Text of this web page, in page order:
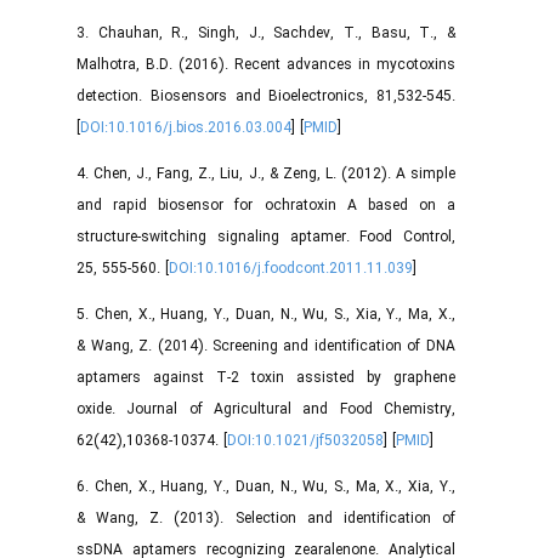
3. Chauhan, R., Singh, J., Sachdev, T., Basu, T., &
Malhotra, B.D. (2016). Recent advances in mycotoxins
detection. Biosensors and Bioelectronics, 81,532-545.
[DOI:10.1016/j.bios.2016.03.004] [PMID
4. Chen, J., Fang, Z., Liu, J., & Zeng, L. (2012). A simple
and rapid biosensor for ochratoxin A based on a
structure-switching signaling aptamer. Food Control,
25, 555-560. [DOI:10.1016/j.foodcont.2011.11.039
5. Chen, X., Huang, Y., Duan, N., Wu, S., Xia, Y., Ma, X.,
& Wang, Z. (2014). Screening and identification of DNA
aptamers against T-2 toxin assisted by graphene
oxide. Journal of Agricultural and Food Chemistry,
62(42),10368-10374. [DOI:10.1021/jf5032058] [PMID
6. Chen, X., Huang, Y., Duan, N., Wu, S., Ma, X., Xia, Y.,
& Wang, Z. (2013). Selection and identification of
ssDNA aptamers recognizing zearalenone. Analytical